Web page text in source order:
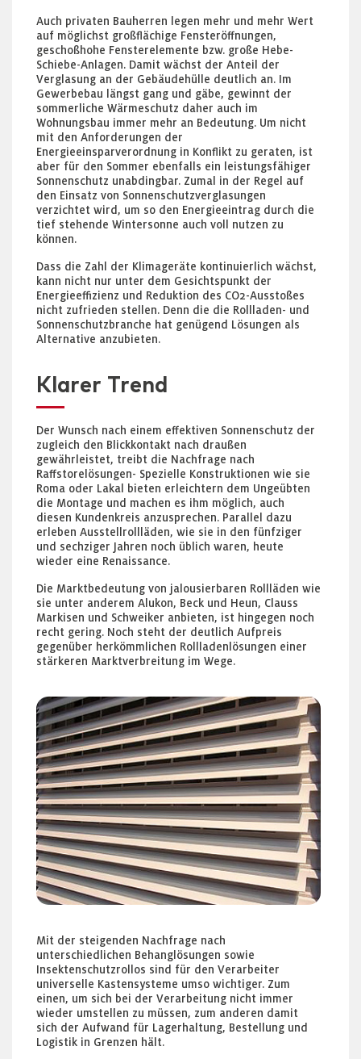
Auch privaten Bauherren legen mehr und mehr Wert
auf möglichst großflächige Fensteröffnungen,
geschoßhohe Fensterelemente bzw. große Hebe-
Schiebe-Anlagen. Damit wächst der Anteil der
Verglasung an der Gebäudehülle deutlich an. Im
Gewerbebau längst gang und gäbe, gewinnt der
sommerliche Wärmeschutz daher auch im
Wohnungsbau immer mehr an Bedeutung. Um nicht
mit den Anforderungen der
Energieeinsparverordnung in Konflikt zu geraten, ist
aber für den Sommer ebenfalls ein leistungsfähiger
Sonnenschutz unabdingbar. Zumal in der Regel auf
den Einsatz von Sonnenschutzverglasungen
verzichtet wird, um so den Energieeintrag durch die
tief stehende Wintersonne auch voll nutzen zu
können.
Dass die Zahl der Klimageräte kontinuierlich wächst,
kann nicht nur unter dem Gesichtspunkt der
Energieeffizienz und Reduktion des CO2-Ausstoßes
nicht zufrieden stellen. Denn die die Rollladen- und
Sonnenschutzbranche hat genügend Lösungen als
Alternative anzubieten.
Klarer Trend
Der Wunsch nach einem effektiven Sonnenschutz der
zugleich den Blickkontakt nach draußen
gewährleistet, treibt die Nachfrage nach
Raffstorelösungen- Spezielle Konstruktionen wie sie
Roma oder Lakal bieten erleichtern dem Ungeübten
die Montage und machen es ihm möglich, auch
diesen Kundenkreis anzusprechen. Parallel dazu
erleben Ausstellrollläden, wie sie in den fünfziger
und sechziger Jahren noch üblich waren, heute
wieder eine Renaissance.
Die Marktbedeutung von jalousierbaren Rollläden wie
sie unter anderem Alukon, Beck und Heun, Clauss
Markisen und Schweiker anbieten, ist hingegen noch
recht gering. Noch steht der deutlich Aufpreis
gegenüber herkömmlichen Rollladenlösungen einer
stärkeren Marktverbreitung im Wege.
Mit der steigenden Nachfrage nach
unterschiedlichen Behanglösungen sowie
Insektenschutzrollos sind für den Verarbeiter
universelle Kastensysteme umso wichtiger. Zum
einen, um sich bei der Verarbeitung nicht immer
wieder umstellen zu müssen, zum anderen damit
sich der Aufwand für Lagerhaltung, Bestellung und
Logistik in Grenzen hält.